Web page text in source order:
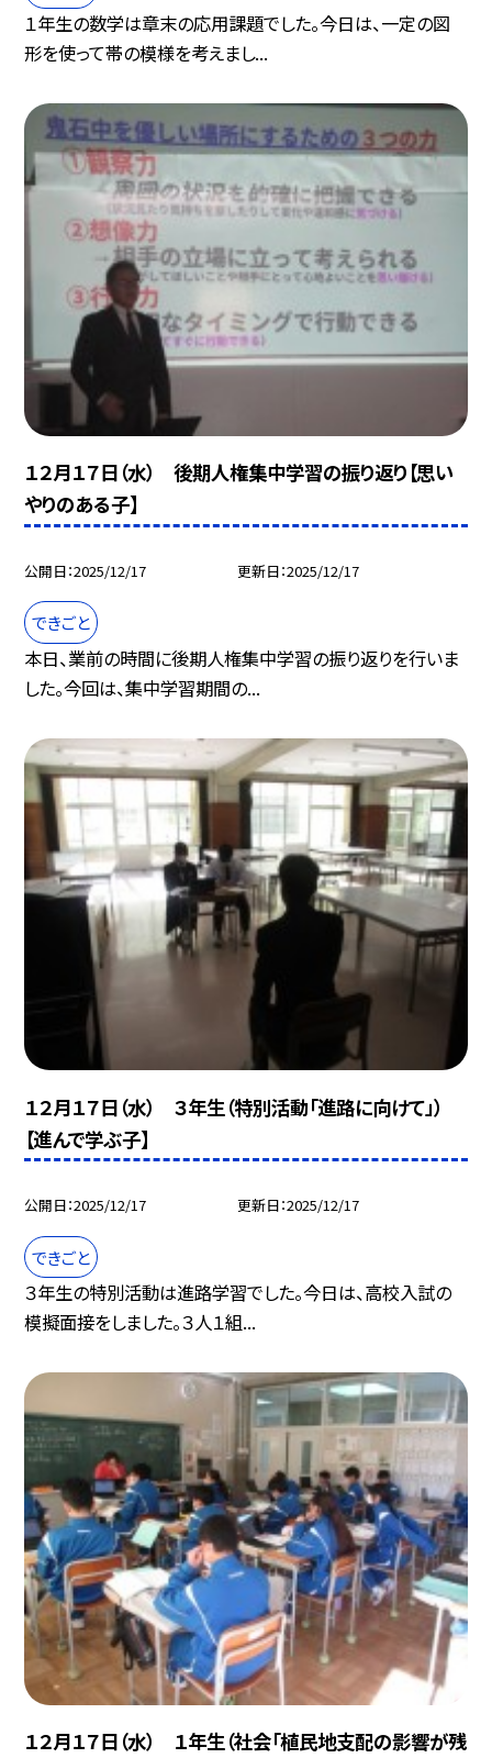
１年生の数学は章末の応用課題でした。今日は、一定の図
形を使って帯の模様を考えまし...
１２月１７日（水） 後期人権集中学習の振り返り【思い
やりのある子】
公開日 2025/12/17 更新日 2025/12/17
できごと
本日、業前の時間に後期人権集中学習の振り返りを行いま
した。今回は、集中学習期間の...
１２月１７日（水） ３年生（特別活動「進路に向けて」）
【進んで学ぶ子】
公開日 2025/12/17 更新日 2025/12/17
できごと
３年生の特別活動は進路学習でした。今日は、高校入試の
模擬面接をしました。３人１組...
１２月１７日（水） １年生（社会「植民地支配の影響が残